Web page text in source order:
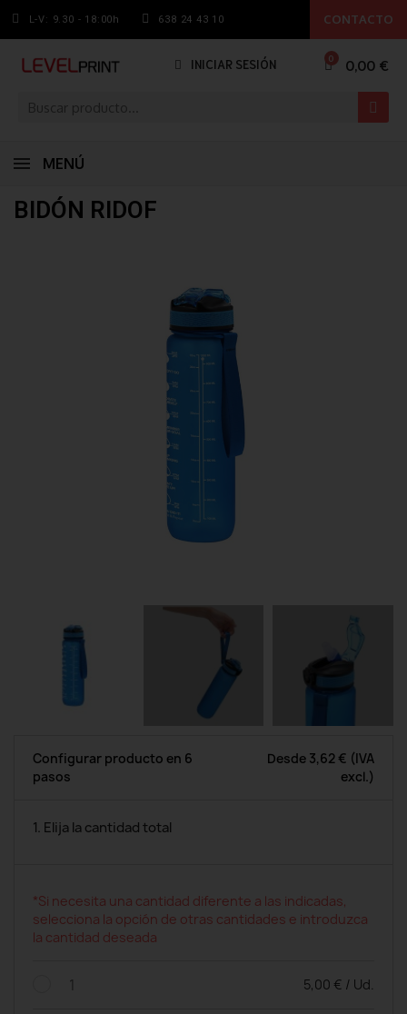
L-V: 9.30 - 18:00h 638 24 43 10 CONTACTO
INICIAR SESIÓN 0,00 €
MENÚ
BIDÓN RIDOF
Configurar producto en 6
pasos
Desde 3,62 € (IVA
excl.)
1. Elija la cantidad total
*Si necesita una cantidad diferente a las indicadas,
selecciona la opción de otras cantidades e introduzca
la cantidad deseada
1 5,00 € / Ud.